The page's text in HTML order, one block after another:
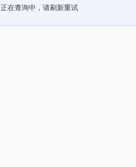
正在查询中，请刷新重试